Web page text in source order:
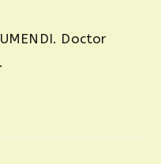
Doctor